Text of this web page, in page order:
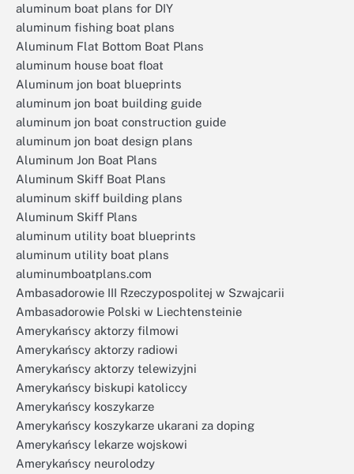
aluminum boat plans for DIY
aluminum fishing boat plans
Aluminum Flat Bottom Boat Plans
aluminum house boat float
Aluminum jon boat blueprints
aluminum jon boat building guide
aluminum jon boat construction guide
aluminum jon boat design plans
Aluminum Jon Boat Plans
Aluminum Skiff Boat Plans
aluminum skiff building plans
Aluminum Skiff Plans
aluminum utility boat blueprints
aluminum utility boat plans
aluminumboatplans.com
Ambasadorowie III Rzeczypospolitej w Szwajcarii
Ambasadorowie Polski w Liechtensteinie
Amerykańscy aktorzy filmowi
Amerykańscy aktorzy radiowi
Amerykańscy aktorzy telewizyjni
Amerykańscy biskupi katoliccy
Amerykańscy koszykarze
Amerykańscy koszykarze ukarani za doping
Amerykańscy lekarze wojskowi
Amerykańscy neurolodzy